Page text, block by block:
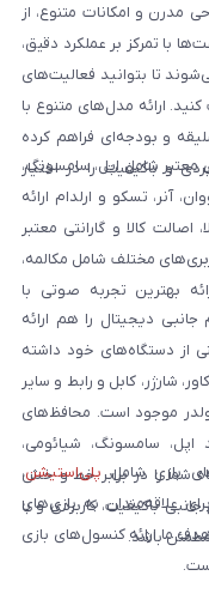
مدرن و امکانات متنوع، از
با تمرکز بر عملکرد دقیق،
تا بتوانید فعالیت‌های
ارائه مدل‌های متنوع با
و بودجه‌ای فراهم کرده
و باکیفیت را در اختیار
شامل اپل، سامسونگ،
آنر، تسکو و ارلدام ارائه
کالا و گارانتی معتبر
مختلف شامل مکالمه،
بهترین تجربه صوتی با
دیجیتال را هم ارائه
از دستگاه‌های خود داشته
شارژر، کابل و رابط و سایر
موجود است. محافظ‌های
سامسونگ، شیائومی،
شما را در برابر خط و خش
باکیفیت، کاربردی و با
باشد.
بازی شامل پلی‌استیشن،
علاقه‌مندان به بازی‌های
ما ارائه کنسول‌های بازی